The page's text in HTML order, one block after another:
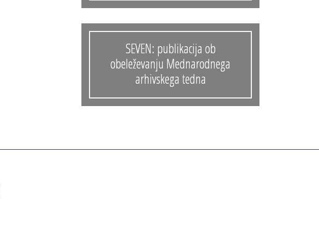
Virtualni.ZAC
Publikacije
SEVEN: publikacija ob
obeleževanju Mednarodnega
arhivskega tedna